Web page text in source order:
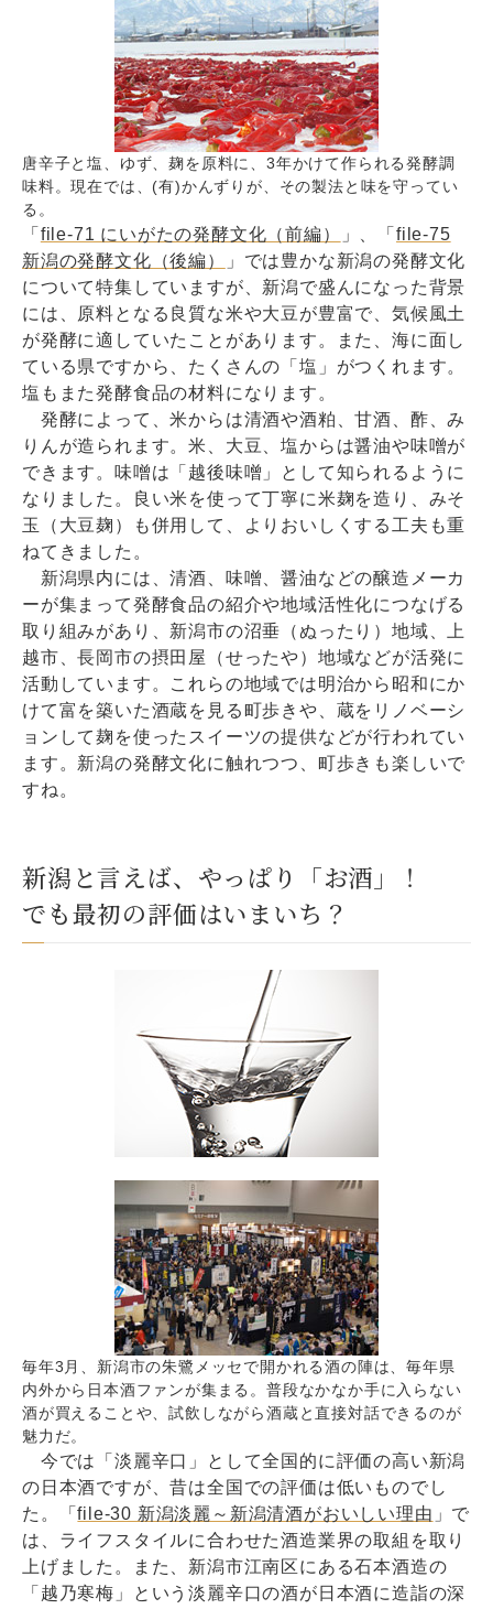
唐辛子と塩、ゆず、麹を原料に、3年かけて作られる発酵調
味料。現在では、(有)かんずりが、その製法と味を守ってい
る。
「 file-71 にいがたの発酵文化（前編） 」、「file-75
新潟の発酵文化（後編）
」では豊かな新潟の発酵文化
について特集していますが、新潟で盛んになった背景
には、原料となる良質な米や大豆が豊富で、気候風土
が発酵に適していたことがあります。また、海に面し
ている県ですから、たくさんの「塩」がつくれます。
塩もまた発酵食品の材料になります。
発酵によって、米からは清酒や酒粕、甘酒、酢、み
りんが造られます。米、大豆、塩からは醤油や味噌が
できます。味噌は「越後味噌」として知られるように
なりました。良い米を使って丁寧に米麹を造り、みそ
玉（大豆麹）も併用して、よりおいしくする工夫も重
ねてきました。
新潟県内には、清酒、味噌、醤油などの醸造メーカ
ーが集まって発酵食品の紹介や地域活性化につなげる
取り組みがあり、新潟市の沼垂（ぬったり）地域、上
越市、長岡市の摂田屋（せったや）地域などが活発に
活動しています。これらの地域では明治から昭和にか
けて富を築いた酒蔵を見る町歩きや、蔵をリノベーシ
ョンして麹を使ったスイーツの提供などが行われてい
ます。新潟の発酵文化に触れつつ、町歩きも楽しいで
すね。
新潟と言えば、やっぱり「お酒」！
でも最初の評価はいまいち？
毎年3月、新潟市の朱鷺メッセで開かれる酒の陣は、毎年県
内外から日本酒ファンが集まる。普段なかなか手に入らない
酒が買えることや、試飲しながら酒蔵と直接対話できるのが
魅力だ。
今では「淡麗辛口」として全国的に評価の高い新潟
の日本酒ですが、昔は全国での評価は低いものでし
た。「file-30 新潟淡麗～新潟清酒がおいしい理由 」で
は、ライフスタイルに合わせた酒造業界の取組を取り
上げました。また、新潟市江南区にある石本酒造の
「越乃寒梅」という淡麗辛口の酒が日本酒に造詣の深